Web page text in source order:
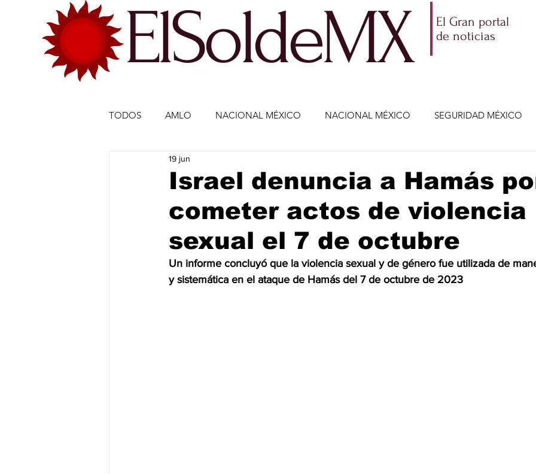
ElSoldeMX
El Gran portal
de noticias
TODOS AMLO NACIONAL MÉXICO NACIONAL MÉXICO SEGURIDAD MÉXICO
ECONOMÍA MÉXICO
DEPORTES DEPORTES CIENCIA Y TECNOLOGÍA ENTRETENIMIENTO VIDA
ESTADOS-POLÍTICA ENTRETENIMIENTO JALISCO-ENRIQUE ALFARO JALISCO-
Israel denuncia a Hamás
cometer actos de violencia
sexual el 7 de octubre
19 jun
Un informe concluyó que la violencia sexual y de género fue utilizada de
y sistemática en el ataque de Hamás del 7 de octubre de 2023